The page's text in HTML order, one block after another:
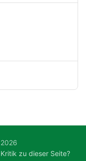
zu dieser Seite?